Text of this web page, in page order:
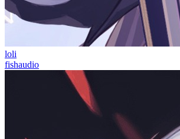
loli
fishaudio